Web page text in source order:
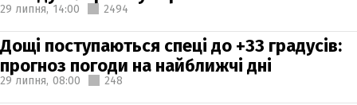
29 липня, 14:00 2494
Дощі поступаються спеці до +33 градусів:
прогноз погоди на найближчі дні
29 липня, 08:00 248